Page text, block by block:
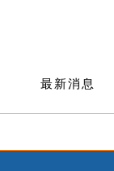
最新消息